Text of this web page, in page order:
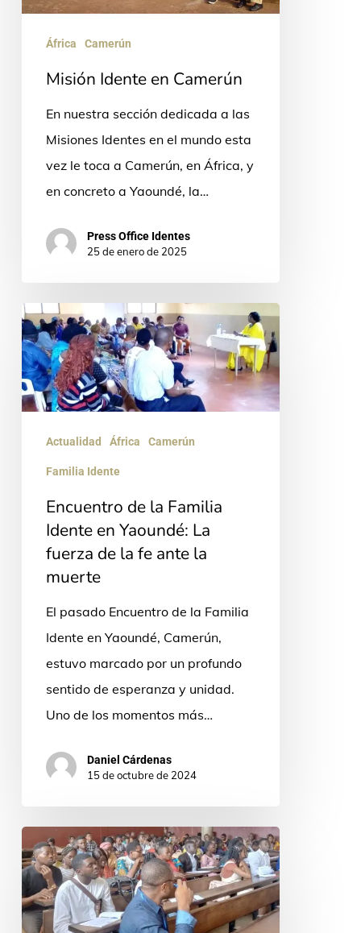
África Camerún
Misión Idente en Camerún
En nuestra sección dedicada a las
Misiones Identes en el mundo esta
vez le toca a Camerún, en África, y
en concreto a Yaoundé, la…
Press Office Identes
25 de enero de 2025
Encuentro
de
la
Familia
Yaoundé:
fuerza
Actualidad África Camerún
Familia Idente
Encuentro de la Familia
Idente en Yaoundé: La
fuerza de la fe ante la
muerte
El pasado Encuentro de la Familia
Idente en Yaoundé, Camerún,
estuvo marcado por un profundo
sentido de esperanza y unidad.
Uno de los momentos más…
Daniel Cárdenas
15 de octubre de 2024
Jornada
de
Estudio
sobre